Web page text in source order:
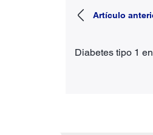
Artículo
Diabetes tipo 1